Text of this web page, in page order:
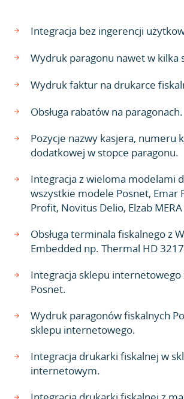
Integracja bez ingerencji
Wydruk paragonu nawet w kilka
Wydruk faktur na drukarce
Obsługa rabatów na paragonach.
Pozycje nazwy kasjera, numeru
dodatkowej w stopce paragonu.
Integracja z wieloma modelami
wszystkie modele Posnet, Emar
Profit, Novitus Delio, Elzab
Obsługa terminala fiskalnego z
Embedded np. Thermal HD
Integracja sklepu
Posnet.
Wydruk paragonów fiskalnych
sklepu internetowego.
Integracja drukarki fiskalnej w
internetowym.